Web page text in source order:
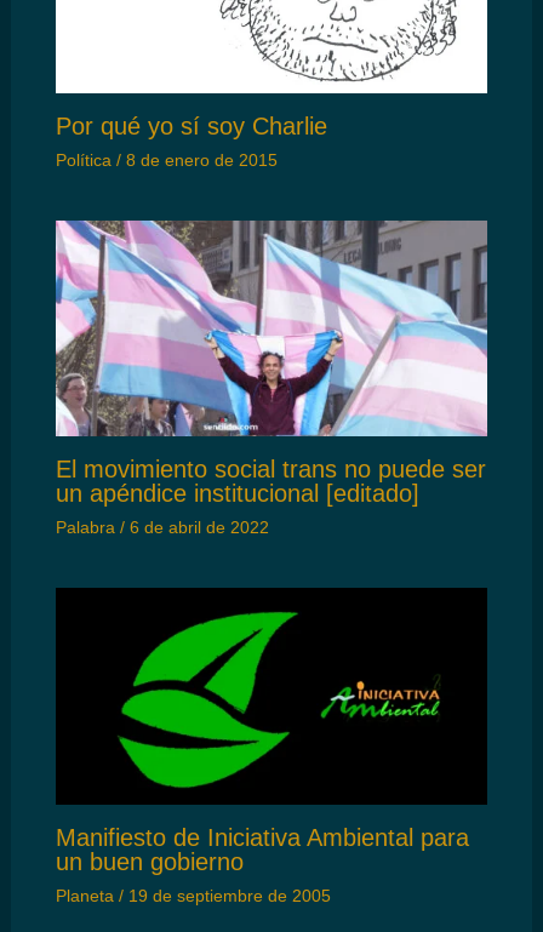
Por qué yo sí soy Charlie
Política / 8 de enero de 2015
El movimiento social trans no puede ser
un apéndice institucional [editado]
Palabra/ 6 de abril de 2022
Manifiesto de Iniciativa Ambiental para
un buen gobierno
Planeta / 19 de septiembre de 2005